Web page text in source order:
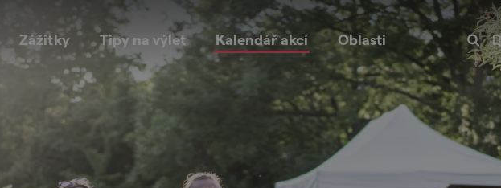
Zážitky Tipy na výlet Kalendář akcí Oblasti